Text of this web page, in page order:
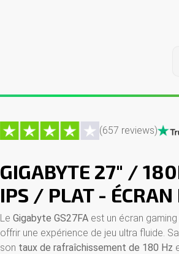
(657 reviews)
GIGABYTE 27" /
IPS / PLAT - ÉCRAN
Le Gigabyte GS27FA est un écran gaming
offrir une expérience de jeu ultra fluide. Sa
son taux de rafraîchissement de 180 Hz